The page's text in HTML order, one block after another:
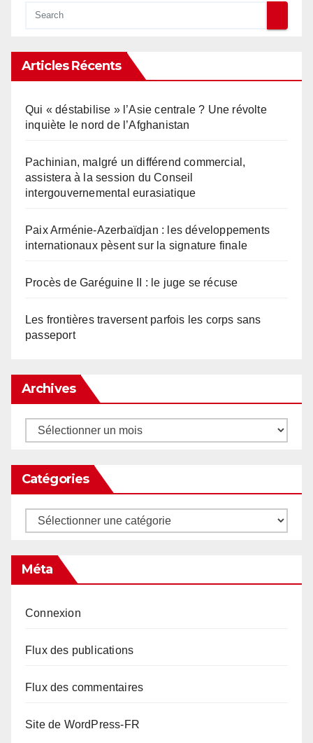
Articles Récents
Qui « déstabilise » l’Asie centrale ? Une révolte
inquiète le nord de l’Afghanistan
Pachinian, malgré un différend commercial,
assistera à la session du Conseil
intergouvernemental eurasiatique
Paix Arménie-Azerbaïdjan : les développements
internationaux pèsent sur la signature finale
Procès de Garéguine II : le juge se récuse
Les frontières traversent parfois les corps sans
passeport
Archives
Archives
Catégories
Catégories
Méta
Connexion
Flux des publications
Flux des commentaires
Site de WordPress-FR